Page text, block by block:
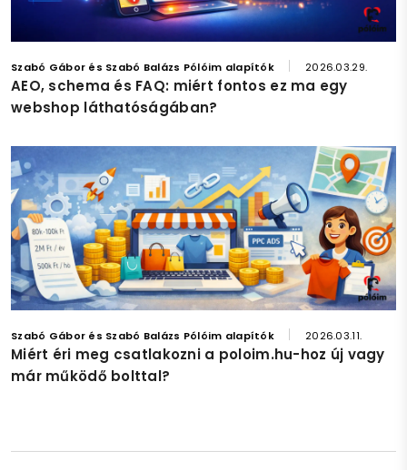
Szabó Gábor és Szabó Balázs Pólóim alapítók 2026.03.29.
AEO, schema és FAQ: miért fontos ez ma egy
webshop láthatóságában?
Szabó Gábor és Szabó Balázs Pólóim alapítók 2026.03.11.
Miért éri meg csatlakozni a poloim.hu-hoz új vagy
már működő bolttal?